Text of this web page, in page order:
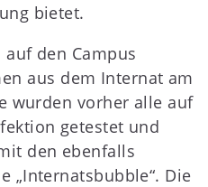
bietet.
den Campus
aus dem Internat am
wurden vorher alle auf
getestet und
den ebenfalls
„Internatsbubble“. Die